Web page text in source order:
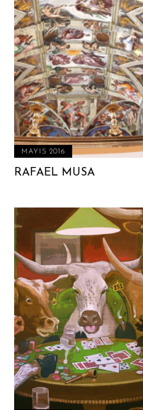
MAYIS 2016
RAFAEL MUSA